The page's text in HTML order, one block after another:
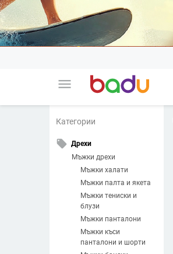
menu
Категории
local_offer Дрехи
Мъжки дрехи
Мъжки халати
Мъжки палта и якета
Мъжки тениски и
блузи
Мъжки панталони
Мъжки къси
панталони и шорти